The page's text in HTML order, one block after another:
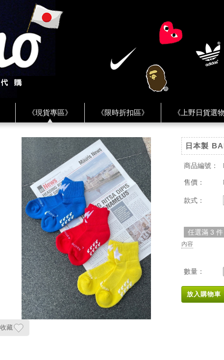
《現貨專區》 《限時折扣區》 《上野日貨選物
客服 ★ ★ Instagram ★ ★ Facebook ★ ★
收藏
日本製
商品編號：
售價：
款式：
任選滿 3
內容
數量：
放入購物車